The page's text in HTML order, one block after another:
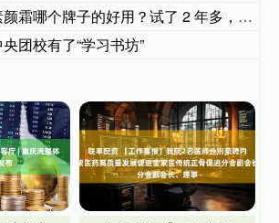
哪个牌子的好用？试了 2 年多，从百元内到
团校有了“学习书坊”